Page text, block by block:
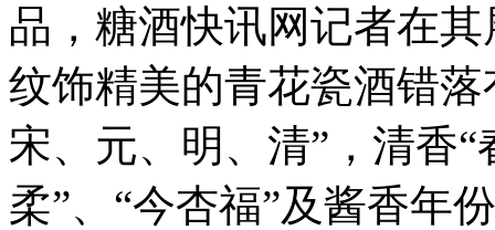
品，糖酒快讯网记者在
纹饰精美的青花瓷酒错
宋、元、明、清”，清香“
柔”、“今杏福”及酱香年